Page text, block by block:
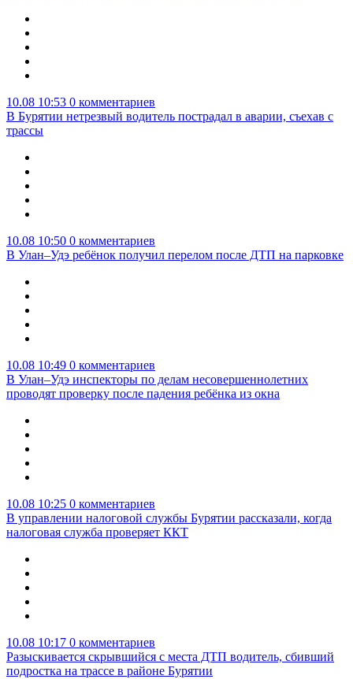
10.08 10:53 0 комментариев
В Бурятии нетрезвый водитель пострадал в аварии, съехав с
трассы
10.08 10:50 0 комментариев
В Улан–Удэ ребёнок получил перелом после ДТП на парковке
10.08 10:49 0 комментариев
В Улан–Удэ инспекторы по делам несовершеннолетних
проводят проверку после падения ребёнка из окна
10.08 10:25 0 комментариев
В управлении налоговой службы Бурятии рассказали, когда
налоговая служба проверяет ККТ
10.08 10:17 0 комментариев
Разыскивается скрывшийся с места ДТП водитель, сбивший
подростка на трассе в районе Бурятии